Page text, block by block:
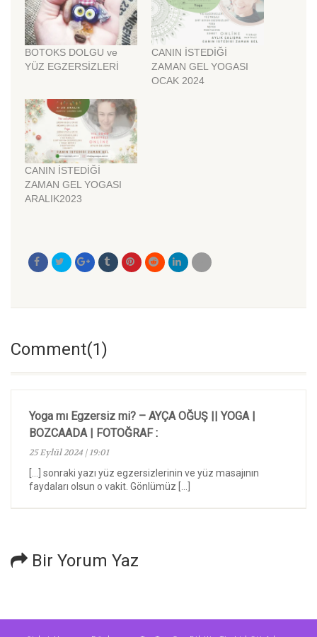
BOTOKS DOLGU ve
YÜZ EGZERSİZLERİ
CANIN İSTEDİĞİ
ZAMAN GEL YOGASI
OCAK 2024
CANIN İSTEDİĞİ
ZAMAN GEL YOGASI
ARALIK2023
Comment(1)
Yoga mı Egzersiz mi? – AYÇA OĞUŞ || YOGA |
BOZCAADA | FOTOĞRAF:
25 Eylül 2024 | 19:01
[…] sonraki yazı yüz egzersizlerinin ve yüz masajının
faydaları olsun o vakit. Gönlümüz […]
Bir Yorum Yaz